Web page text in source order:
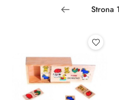
Najpopularniejsze.